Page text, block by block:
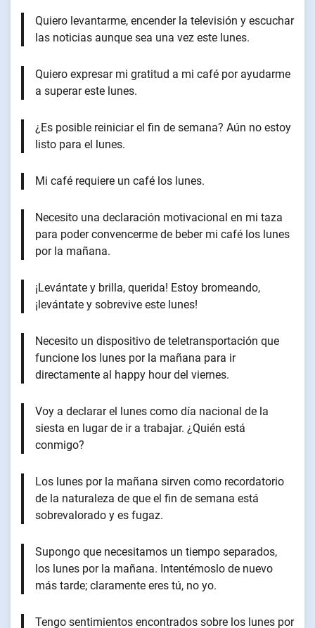
Quiero levantarme, encender la televisión y escuchar
las noticias aunque sea una vez este lunes.
Quiero expresar mi gratitud a mi café por ayudarme
a superar este lunes.
¿Es posible reiniciar el fin de semana? Aún no estoy
listo para el lunes.
Mi café requiere un café los lunes.
Necesito una declaración motivacional en mi taza
para poder convencerme de beber mi café los lunes
por la mañana.
¡Levántate y brilla, querida! Estoy bromeando,
¡levántate y sobrevive este lunes!
Necesito un dispositivo de teletransportación que
funcione los lunes por la mañana para ir
directamente al happy hour del viernes.
Voy a declarar el lunes como día nacional de la
siesta en lugar de ir a trabajar. ¿Quién está
conmigo?
Los lunes por la mañana sirven como recordatorio
de la naturaleza de que el fin de semana está
sobrevalorado y es fugaz.
Supongo que necesitamos un tiempo separados,
los lunes por la mañana. Intentémoslo de nuevo
más tarde; claramente eres tú, no yo.
Tengo sentimientos encontrados sobre los lunes por